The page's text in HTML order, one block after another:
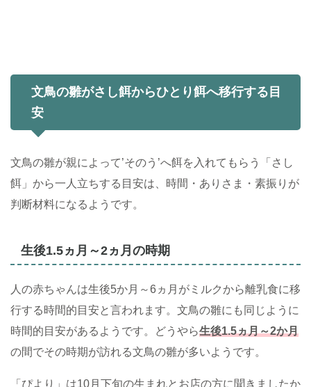
文鳥の雛がさし餌からひとり餌へ移行する目
安
文鳥の雛が親によって’そのう’へ餌を入れてもらう「さし
餌」から一人立ちする目安は、時間・ありさま・素振りが
判断材料になるようです。
生後1.5ヵ月～2ヵ月の時期
人の赤ちゃんは生後5か月～6ヵ月がミルクから離乳食に移
行する時間的目安と言われます。文鳥の雛にも同じように
時間的目安があるようです。どうやら生後1.5ヵ月～2か月
の間でその時期が訪れる文鳥の雛が多いようです。
「ぴより」は10月下旬の生まれとお店の方に聞きましたか